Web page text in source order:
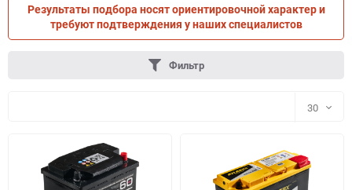
ПО ТРАНСПОРТУ ПО ПАРАМЕТРАМ
Результаты подбора носят ориентировочной характер и
требуют подтверждения у наших специалистов
Фильтр
30
30
60